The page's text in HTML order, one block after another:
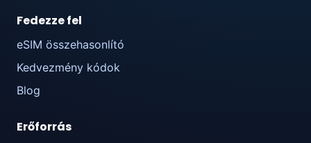
Fedezze fel
eSIM összehasonlító
Kedvezmény kódok
Blog
Erőforrás